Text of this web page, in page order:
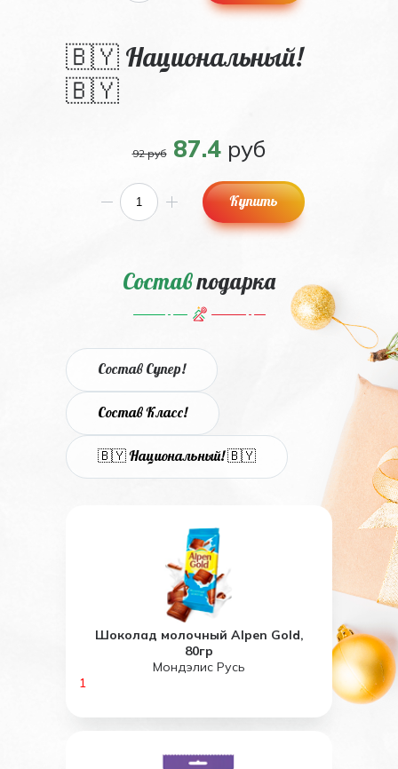
🇧🇾 Национальный!
🇧🇾
92 руб 87.4руб
Купить
Составподарка
Состав Супер!
Состав Класс!
🇧🇾 Национальный! 🇧🇾
Шоколад молочный Alpen Gold,
80гр
Мондэлис Русь
1